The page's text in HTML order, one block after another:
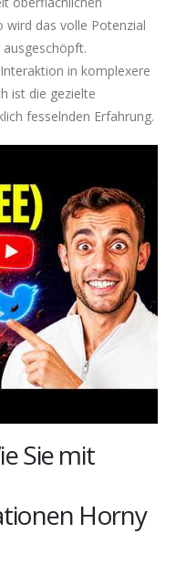
wird das volle Potenzial
in komplexere
ist die gezielte
fesselnden Erfahrung.
Sie mit
Horny